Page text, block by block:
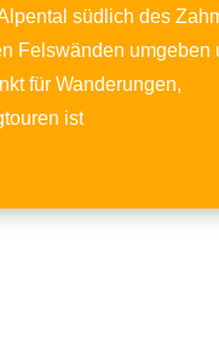
südlich des
Felswänden umgeben
für Wanderungen,
ist